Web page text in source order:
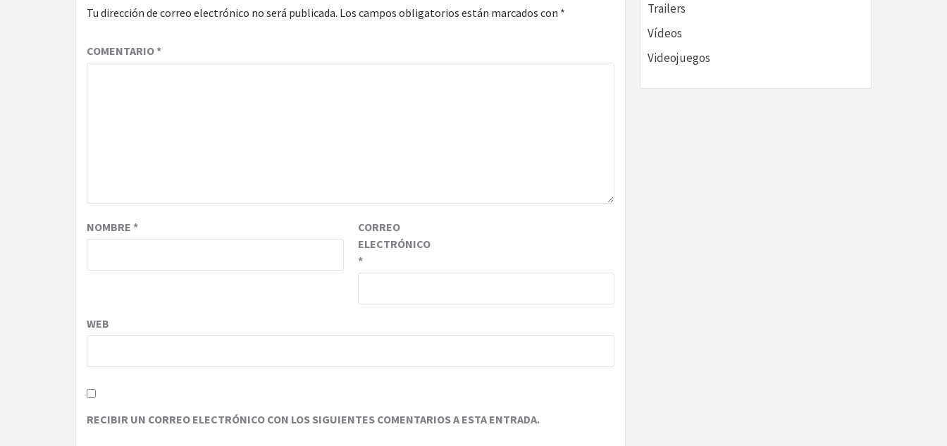
Tu dirección de correo electrónico no será publicada. Los campos obligatorios están marcados con *
COMENTARIO*
NOMBRE *
CORREO
ELECTRÓNICO
*
WEB
RECIBIR UN CORREO ELECTRÓNICO CON LOS SIGUIENTES COMENTARIOS A ESTA ENTRADA.
Trailers
Vídeos
Videojuegos